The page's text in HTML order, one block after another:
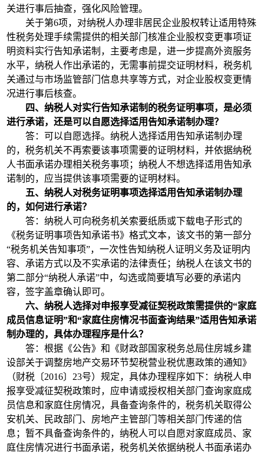
关进行事后抽查，强化风险管理。
关于第6项，对纳税人办理非居民企业股权转让适用特殊
性税务处理手续需提供的相关部门核准企业股权变更事项证
明资料实行告知承诺制，主要考虑是，进一步提高外资服务
水平，纳税人作出承诺的，无需事前提交证明材料，税务机
关通过与市场监管部门信息共享等方式，对企业股权变更情
况进行事后核查。
四、纳税人对实行告知承诺制的税务证明事项，是必须
进行承诺，还是可以自愿选择适用告知承诺制办理？
答：可以自愿选择。纳税人选择适用告知承诺制办理
的，税务机关不再索要该事项需要的证明材料，并依据纳税
人书面承诺办理相关税务事项；纳税人不想选择适用告知承
诺制的，应当提供该事项需要的证明材料。
五、纳税人对税务证明事项选择适用告知承诺制办理
的，如何进行承诺？
答：纳税人可向税务机关索要纸质或下载电子形式的
《税务证明事项告知承诺书》格式文本，该文书的第一部分
“税务机关告知事项”，一次性告知纳税人证明义务及证明内
容、承诺方式以及不实承诺的法律责任；纳税人在该文书的
第二部分“纳税人承诺”中，勾选或简要填写必要的承诺内
容，签字盖章确认即可。
六、纳税人选择对申报享受减征契税政策需提供的“家庭
成员信息证明”和“家庭住房情况书面查询结果”适用告知承诺
制办理的，具体办理程序是什么？
答：根据《公告》和《财政部国家税务总局住房城乡建
设部关于调整房地产交易环节契税营业税优惠政策的通知》
（财税〔2016〕23号）规定，具体办理程序如下：纳税人申
报享受减征契税政策时，应申请或授权相关部门查询家庭成
员信息和家庭住房情况，具备查询条件的，税务机关取得公
安机关、民政部门、房地产主管部门等相关部门传递的信
息；暂不具备查询条件的，纳税人可以自愿对家庭成员、家
庭住房情况进行书面承诺，税务机关依据纳税人书面承诺办